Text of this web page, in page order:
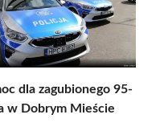
dla zagubionego 95-
w Dobrym Mieście